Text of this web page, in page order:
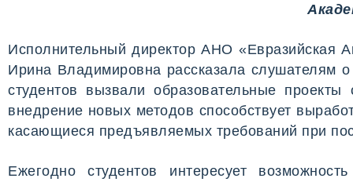
Исполнительный директор АНО «Евразийская
Ирина Владимировна рассказала слушателям
студентов вызвали образовательные
внедрение новых методов способствует
касающиеся предъявляемых требований при
Ежегодно студентов интересует